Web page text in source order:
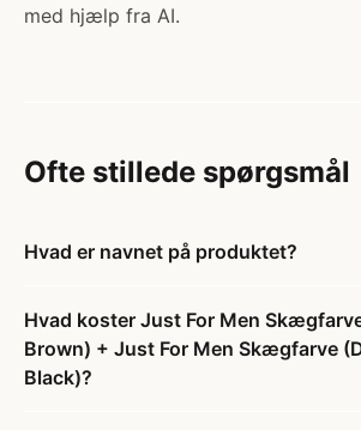
med hjælp fra AI.
Ofte stillede spørgsmål
Hvad er navnet på produktet?
Hvad koster Just For Men
Brown) + Just For Men Skægfarve
Black)?